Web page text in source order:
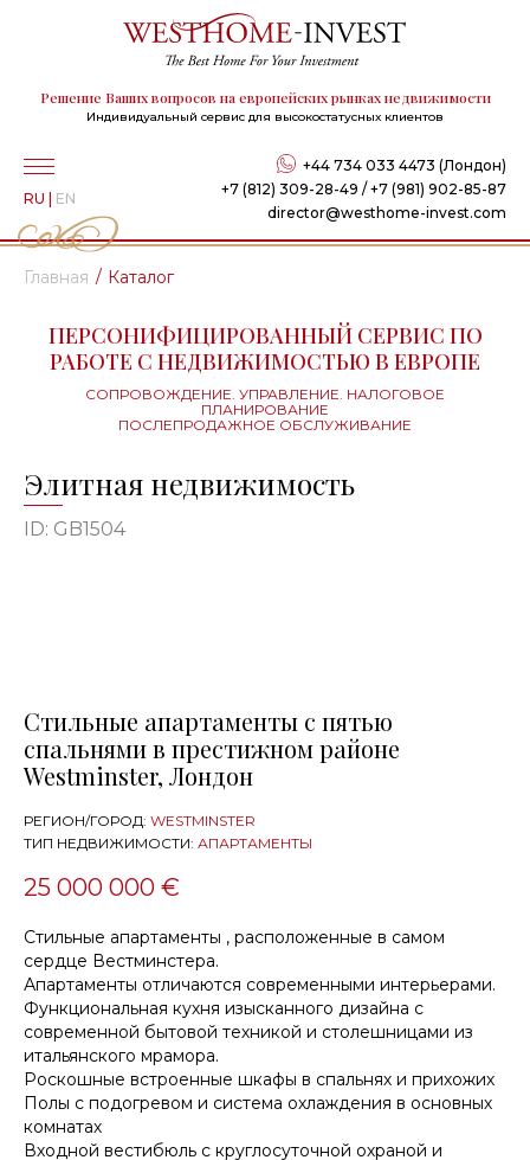
Решение Ваших вопросов на европейских рынках недвижимости
Индивидуальный сервис для высокостатусных клиентов
+44 734 033 4473 (Лондон)
+7 (812) 309-28-49 / +7 (981) 902-85-87
director@westhome-invest.com
RU | EN
Главная Каталог
ПЕРСОНИФИЦИРОВАННЫЙ СЕРВИС ПО
РАБОТЕ С НЕДВИЖИМОСТЬЮ В ЕВРОПЕ
СОПРОВОЖДЕНИЕ. УПРАВЛЕНИЕ. НАЛОГОВОЕ
ПЛАНИРОВАНИЕ
ПОСЛЕПРОДАЖНОЕ ОБСЛУЖИВАНИЕ
Элитная недвижимость
ID: GB1504
Стильные апартаменты с пятью
спальнями в престижном районе
Westminster, Лондон
РЕГИОН/ГОРОД: WESTMINSTER
ТИП НЕДВИЖИМОСТИ: АПАРТАМЕНТЫ
25 000 000 €
Стильные апартаменты , расположенные в самом
сердце Вестминстера.
Апартаменты отличаются современными интерьерами.
Функциональная кухня изысканного дизайна с
современной бытовой техникой и столешницами из
итальянского мрамора.
Роскошные встроенные шкафы в спальнях и прихожих
Полы с подогревом и система охлаждения в основных
комнатах
Входной вестибюль с круглосуточной охраной и